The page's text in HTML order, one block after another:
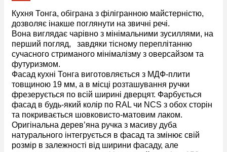
Кухня Тонга, обіграна з філігранною майстерністю,
дозволяє інакше поглянути на звичні речі.
Вона виглядає чарівно з мінімальними зусиллями, на
перший погляд, завдяки тісному переплітанню
сучасного стриманого мінімалізму з оверсайзом та
футуризмом.
Фасад кухні Тонга виготовляється з МДФ-плити
товщиною 19 мм, а в місці розташування ручки
фрезерується по всій ширині дверцят. Фарбується
фасад в будь-який колір по RAL чи NCS з обох сторін
та покривається шовковисто-матовим лаком.
Оригінальна дерев’яна ручка з масиву дуба
натурального інтегрується в фасад та змінює свій
розмір в залежності від ширини фасаду, але